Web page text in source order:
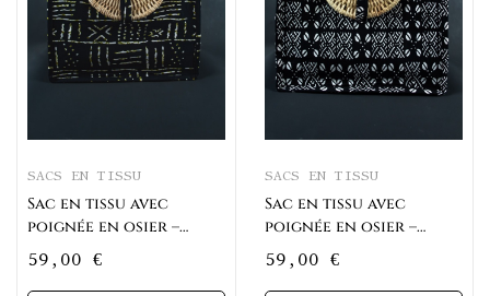
SACS EN TISSU
Sac en tissu avec
poignée en osier –
Motif Ankara
59,00 €
SACS EN TISSU
Sac en tissu avec
poignée en osier –
Motif Cauris
59,00 €